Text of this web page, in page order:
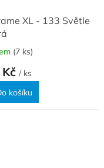
XL - 133 Světle
(7 ks)
/ ks
košíku